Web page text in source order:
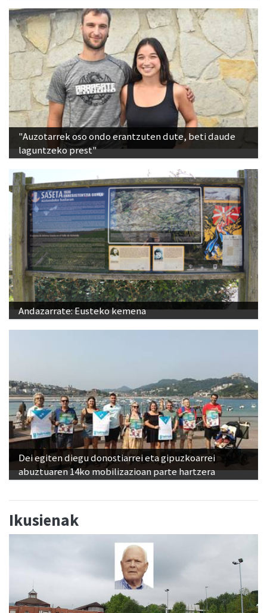
"Auzotarrek oso ondo erantzuten dute, beti daude
laguntzeko prest"
Andazarrate: Eusteko kemena
Dei egiten diegu donostiarrei eta gipuzkoarrei
abuztuaren 14ko mobilizazioan parte hartzera
Ikusienak